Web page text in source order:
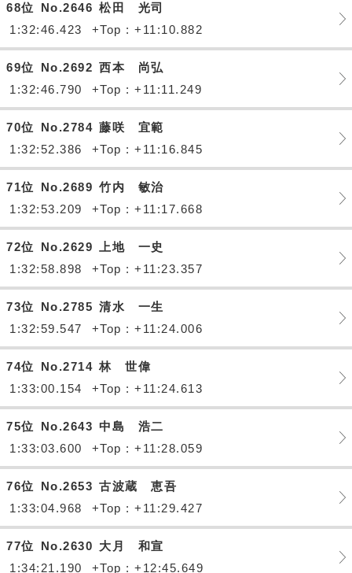
68位 No.2646 松田 光司
1:32:46.423
+Top : +11:10.882
69位 No.2692 西本 尚弘
1:32:46.790
+Top : +11:11.249
70位 No.2784 藤咲 宜範
1:32:52.386
+Top : +11:16.845
71位 No.2689 竹内 敏治
1:32:53.209
+Top : +11:17.668
72位 No.2629
上地 一史
1:32:58.898
+Top : +11:23.357
73位 No.2785 清水 一生
1:32:59.547
+Top : +11:24.006
74位 No.2714 林 世偉
1:33:00.154
+Top : +11:24.613
75位 No.2643 中島 浩二
1:33:03.600
+Top : +11:28.059
76位 No.2653 古波蔵 恵吾
1:33:04.968
+Top : +11:29.427
77位 No.2630 大月 和宣
1:34:21.190
+Top : +12:45.649